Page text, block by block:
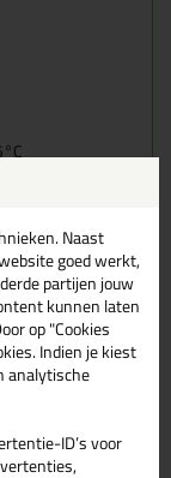
239
kan je de
dat de Sealer
Naast
goed werkt,
partijen jouw
kunnen laten
op "Cookies
Indien je kiest
analytische
ID’s voor